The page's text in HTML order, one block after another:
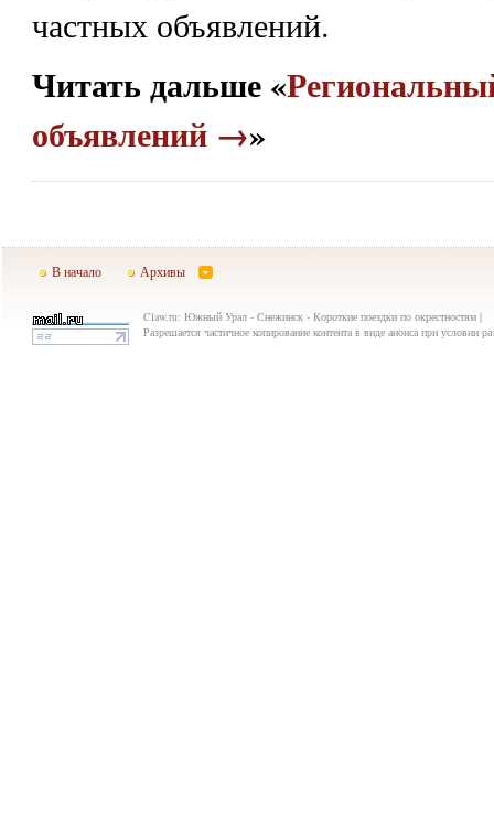
частных объявлений.
Читать дальше «
объявлений →»
В начало Архивы
Claw.ru: Южный Урал - Снежинск - Короткие поездки по окрестностям |
Разрешается частичное копирование контента в виде анонса при условии